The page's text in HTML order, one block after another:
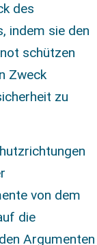
des
indem sie den
schützen
Zweck
zu
von dem
die
Argumenten